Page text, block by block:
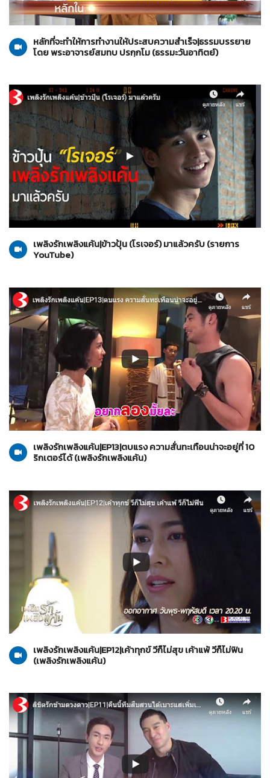
27-10-2562
ธรรมะวันอาทิตย์
หลักที่จะทำให้การทำงานให้ประสบความสำเร็จ|ธรรมบรรยาย
โดย พระอาจารย์สมทบ ปรกฺกโม (ธรรมะวันอาทิตย์)
26-10-2562
รายการ YouTube
เพลิงรักเพลิงแค้น|ข้าวปุ้น (โรเจอร์) มาแล้วครับ (รายการ
YouTube)
26-10-2562
เพลิงรักเพลิงแค้น
เพลิงรักเพลิงแค้น|EP13|ตบแรง ความสั่นทะเทือนน่าจะอยู่ที่ 10
ริกเตอร์ได้ (เพลิงรักเพลิงแค้น)
23-10-2562
เพลิงรักเพลิงแค้น
เพลิงรักเพลิงแค้น|EP12|เค้าทุกข์ วีก็ไม่สุข เค้าแพ้ วีก็ไม่ฟิน
(เพลิงรักเพลิงแค้น)